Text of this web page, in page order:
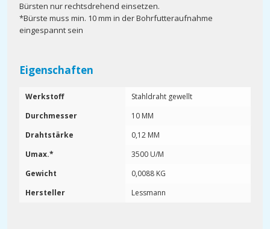
Bürsten nur rechtsdrehend einsetzen.
*Bürste muss min. 10 mm in der Bohrfutteraufnahme
eingespannt sein
Eigenschaften
Werkstoff
Stahldraht gewellt
Durchmesser
10 MM
Drahtstärke
0,12 MM
Umax.*
3500 U/M
Gewicht
0,0088 KG
Hersteller
Lessmann